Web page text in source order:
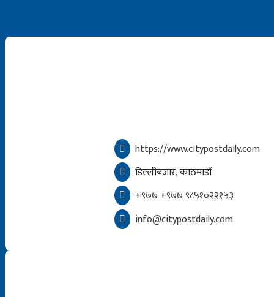
https://www.citypostdaily.com
डिल्लीबजार, काठमाडौं
+९७७ +९७७ ९८५१०२२१५३
info@citypostdaily.com